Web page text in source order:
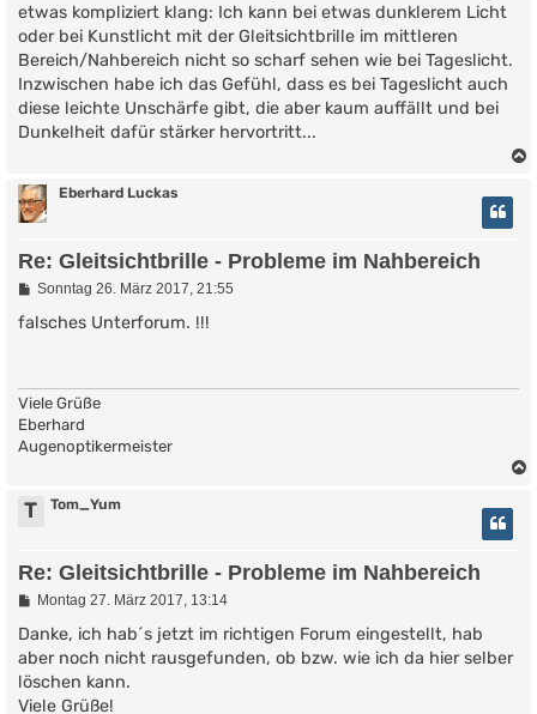
r
a
g
etwas kompliziert klang: Ich kann bei etwas dunklerem Licht
oder bei Kunstlicht mit der Gleitsichtbrille im mittleren
Bereich/Nahbereich nicht so scharf sehen wie bei Tageslicht.
Inzwischen habe ich das Gefühl, dass es bei Tageslicht auch
diese leichte Unschärfe gibt, die aber kaum auffällt und bei
Dunkelheit dafür stärker hervortritt...
Eberhard Luckas
Re: Gleitsichtbrille - Probleme im Nahbereich
B
i
g
Sonntag 26. März 2017, 21:55
falsches Unterforum. !!!
Viele Grüße
Eberhard
Augenoptikermeister
T Tom_Yum
Re: Gleitsichtbrille - Probleme im Nahbereich
B
i
r
a
g
Montag 27. März 2017, 13:14
Danke, ich hab´s jetzt im richtigen Forum eingestellt, hab
aber noch nicht rausgefunden, ob bzw. wie ich da hier selber
löschen kann.
Viele Grüße!